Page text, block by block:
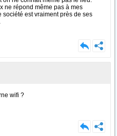
ne répond même pas à mes
est vraiment près de ses
wifi ?